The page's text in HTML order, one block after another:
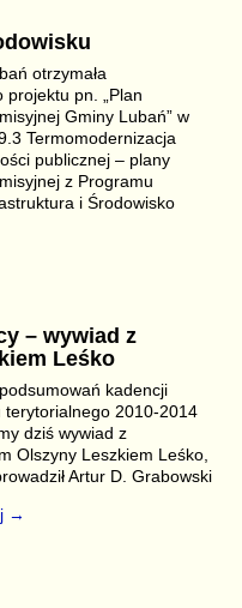
otrzymała
pn. „Plan
Gminy Lubań” w
Termomodernizacja
publicznej – plany
z Programu
i Środowisko
– wywiad z
Leśko
kadencji
terytorialnego 2010-2014
dziś wywiad z
Olszyny Leszkiem Leśko,
Artur D. Grabowski
→